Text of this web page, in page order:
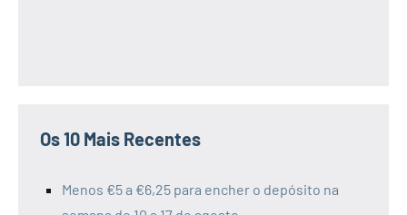
Os 10 Mais Recentes
Menos €5 a €6,25 para encher o depósito na